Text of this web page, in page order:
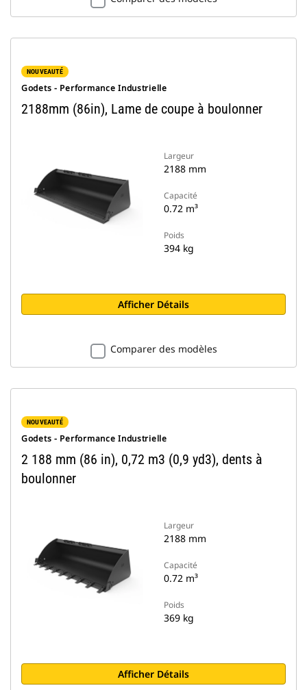
NOUVEAUTÉ
Godets - Performance Industrielle
2188mm (86in), Lame de coupe à boulonner
Largeur
2188 mm
Capacité
0.72 m³
Poids
394 kg
Afficher Détails
Comparer des modèles
NOUVEAUTÉ
Godets - Performance Industrielle
2 188 mm (86 in), 0,72 m3 (0,9 yd3), dents à
boulonner
Largeur
2188 mm
Capacité
0.72 m³
Poids
369 kg
Afficher Détails